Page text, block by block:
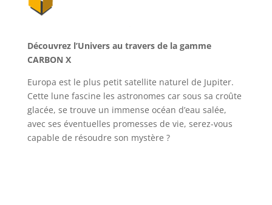
Découvrez l’Univers au travers de la gamme
CARBON X
Europa est le plus petit satellite naturel de Jupiter.
Cette lune fascine les astronomes car sous sa croûte
glacée, se trouve un immense océan d’eau salée,
avec ses éventuelles promesses de vie, serez-vous
capable de résoudre son mystère ?